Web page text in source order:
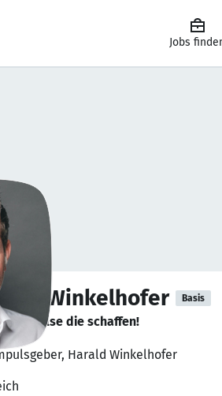
Jobs
Winkelhofer Basis
- Impulse die schaffen!
Harald Winkelhofer